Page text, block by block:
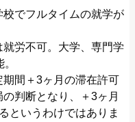
校でフルタイムの就学が
労不可。大学、専門学
期間＋3ヶ月の滞在許可
判断となり、＋3ヶ月
というわけではありま